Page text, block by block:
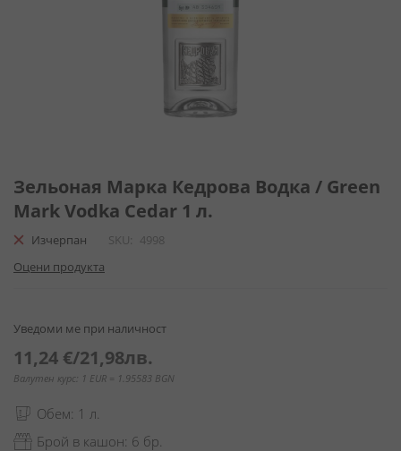
към
началото
на
галерия
снимки
Зельоная Марка Кедрова Водка / Green
Mark Vodka Cedar 1 л.
Изчерпан SKU
4998
Оцени продукта
Уведоми ме при наличност
11,24 €/21,98лв.
Валутен курс: 1 EUR = 1.95583 BGN
Обем: 1 л.
Брой в кашон: 6 бр.